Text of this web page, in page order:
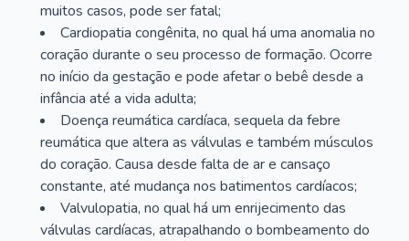
muitos casos, pode ser fatal;
Cardiopatia congênita, no qual há uma anomalia no
coração durante o seu processo de formação. Ocorre
no início da gestação e pode afetar o bebê desde a
infância até a vida adulta;
Doença reumática cardíaca, sequela da febre
reumática que altera as válvulas e também músculos
do coração. Causa desde falta de ar e cansaço
constante, até mudança nos batimentos cardíacos;
Valvulopatia, no qual há um enrijecimento das
válvulas cardíacas, atrapalhando o bombeamento do